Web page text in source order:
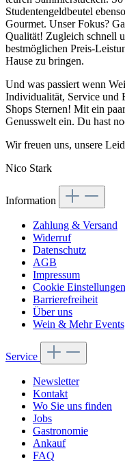
Studentengeldbeutel
Gourmet. Unser Fokus?
Qualität! Zugleich schnell
bestmöglichen Preis-
Hause zu bringen.
Und was passiert wenn
Individualität, Service und
Shops Sternen! Mit ein
Genusswelt ein. Du hast
Wir freuen uns, unsere
Nico Stark
Information
Zahlung & Versand
Widerruf
Datenschutz
AGB
Impressum
Cookie Einstellungen
Barrierefreiheit
Über uns
Wein & Mehr Events
Service
Newsletter
Kontakt
Wo Sie uns finden
Jobs
Gastronomie
Ankauf
FAQ